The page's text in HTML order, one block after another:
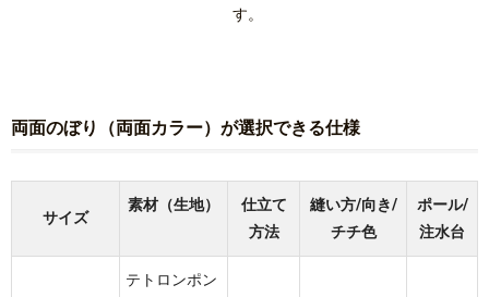
す。
両面のぼり（両面カラー）が選択できる仕様
サイズ
素材（生地）
仕立て
方法
縫い方/向き/
チチ色
ポール/
注水台
テトロンポン